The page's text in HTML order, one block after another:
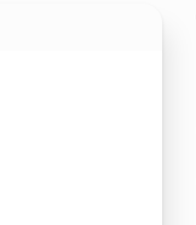
occhiali sole